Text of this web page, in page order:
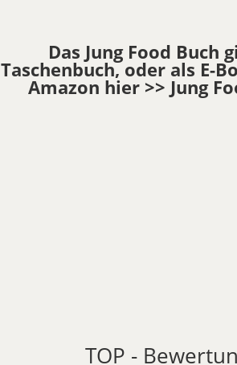
Das Jung Food Buch
Taschenbuch, oder als E-
Amazon hier>> Jung
TOP -